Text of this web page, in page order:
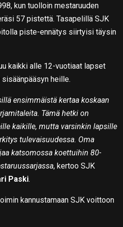
kun tuolloin mestaruuden
57 pistettä. Tasapelillä SJK
piste-ennätys siirtyisi täysin
kaikki alle 12-vuotiaat lapset
heille.
ensimmäistä kertaa koskaan
Tämä hetki on
kaikille, mutta varsinkin lapsille
tulevaisuudessa. Oma
katsomossa koettuihin 80-
, kertoo SJK
Paski.
kannustamaan SJK voittoon